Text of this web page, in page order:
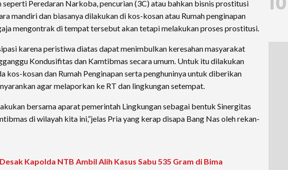
Peredaran Narkoba, pencurian (3C) atau bahkan bisnis prostitusi
mandiri dan biasanya dilakukan di kos-kosan atau Rumah penginapan
mengontrak di tempat tersebut akan tetapi melakukan proses prostitusi.
karena peristiwa diatas dapat menimbulkan keresahan masyarakat
Kondusifitas dan Kamtibmas secara umum. Untuk itu dilakukan
kos-kosan dan Rumah Penginapan serta penghuninya untuk diberikan
agar melaporkan ke RT dan lingkungan setempat.
bersama aparat pemerintah Lingkungan sebagai bentuk Sinergitas
di wilayah kita ini,”jelas Pria yang kerap disapa Bang Nas oleh rekan-
Kapolda NTB Ambil Alih Kasus Sabu 535 Gram di Bima